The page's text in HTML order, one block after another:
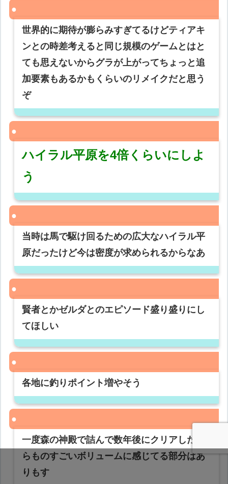
世界的に期待が膨らみすぎてるけどティアキ
ンとの時差考えると同じ規模のゲームとはと
ても思えないからグラが上がってちょっと追
加要素もあるかもくらいのリメイクだと思う
ぞ
ハイラル平原を4倍くらいにしよ
う
当時は馬で駆け回るための広大なハイラル平
原だったけど今は密度が求められるからなあ
賢者とかゼルダとのエピソード盛り盛りにし
てほしい
各地に釣りポイント増やそう
一度森の神殿で詰んで数年後にクリアしたか
らものすごいボリュームに感じてる部分はあ
りもす